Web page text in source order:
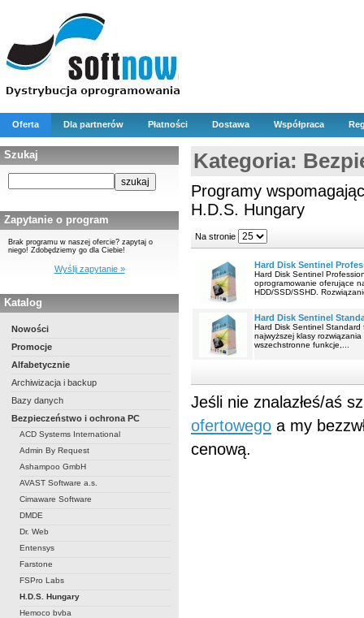
Oferta Dla partnerów Płatności Dostawa Współpraca
Szukaj
Zapytanie o program
Brak programu w naszej ofercie? zapytaj o
niego! Zdobędziemy go dla Ciebie!
Wyślij zapytanie »
Katalog
Nowości
Promocje
Alfabetycznie
Archiwizacja i backup
Bazy danych
Bezpieczeństwo i ochrona PC
ACD Systems International
Admin By Request
Ashampoo GmbH
AVAST Software a.s.
Cimaware Software
DMDE
Dr. Web
Entensys
Farstone
FSPro Labs
H.D.S. Hungary
Hemoco bvba
Kategoria:
Programy
H.D.S. Hungary
Na stronie
Hard Disk Sentinel
Hard Disk Sentinel
oprogramowanie oferujące
HDD/SSD/SSHD.
Hard Disk Sentinel
Hard Disk Sentinel
najwyższej klasy
wszechstronne funkcje,...
Jeśli nie znalazłeś/aś
ofertowego a my
cenową.